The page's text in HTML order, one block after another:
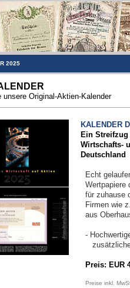
2025
unsere Original-Aktien-Kalender
KALENDER
Ein
Wirtschafts-
Deutschland
Echt
Wertpapiere
für zuhause
Firmen wie
aus
-
Preis: EUR
Preise inkl.